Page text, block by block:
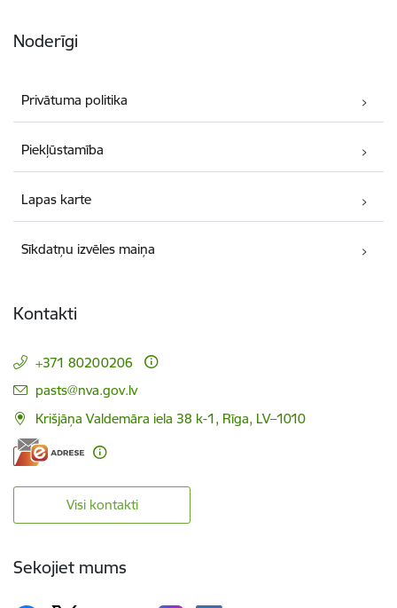
Noderīgi
Privātuma politika
Piekļūstamība
Lapas karte
Sīkdatņu izvēles maiņa
Kontakti
+371 80200206
E-pasts:
pasts@nva.gov.lv
Krišjāņa Valdemāra iela 38 k-1, Rīga, LV–1010
Visi kontakti
Sekojiet mums